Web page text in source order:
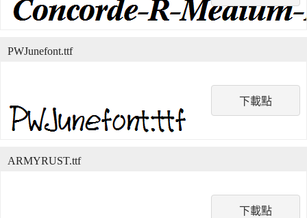
下載點
PWJunefont.ttf
下載點
ARMYRUST.ttf